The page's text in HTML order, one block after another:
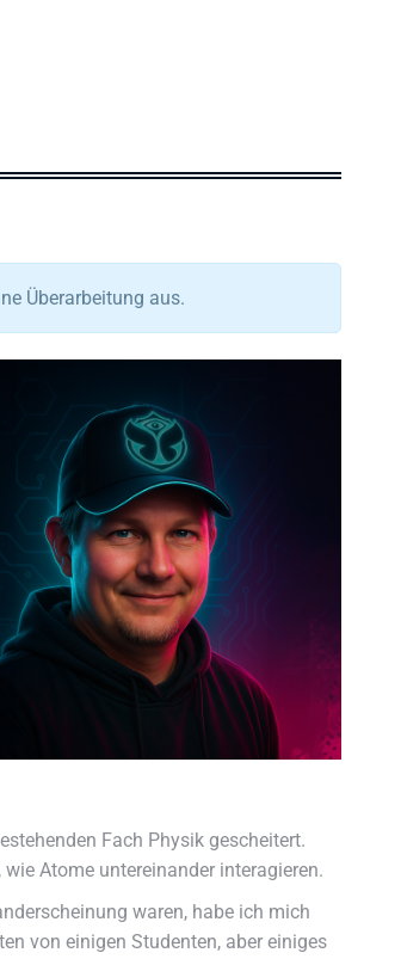
Überarbeitung aus.
Fach Physik gescheitert.
Atome untereinander interagieren.
waren, habe ich mich
von einigen Studenten, aber einiges